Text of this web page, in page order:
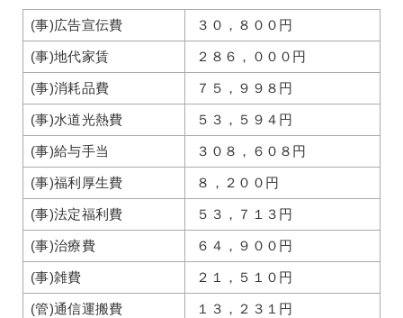
(事)広告宣伝費 ３０，８００円
(事)地代家賃 ２８６，０００円
(事)消耗品費 ７５，９９８円
(事)水道光熱費 ５３，５９４円
(事)給与手当 ３０８，６０８円
(事)福利厚生費 ８，２００円
(事)法定福利費 ５３，７１３円
(事)治療費 ６４，９００円
(事)雑費 ２１，５１０円
(管)通信運搬費 １３，２３１円